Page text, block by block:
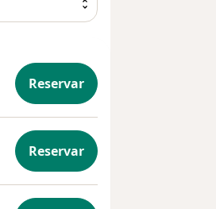
Reservar
Reservar